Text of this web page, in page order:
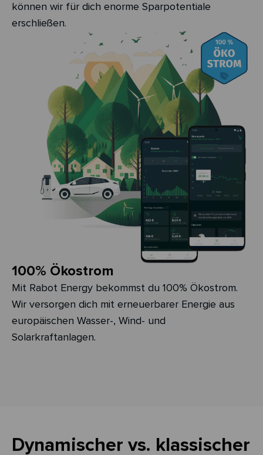
können wir für dich enorme Sparpotentiale
erschließen.
100% Ökostrom
Mit Rabot Energy bekommst du 100% Ökostrom.
Wir versorgen dich mit erneuerbarer Energie aus
europäischen Wasser-, Wind- und
Solarkraftanlagen.
Dynamischer vs. klassischer